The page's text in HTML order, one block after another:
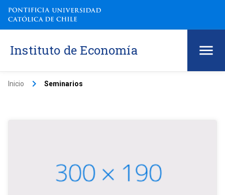
Instituto de Economía
Inicio keyboard_arrow_right Seminarios